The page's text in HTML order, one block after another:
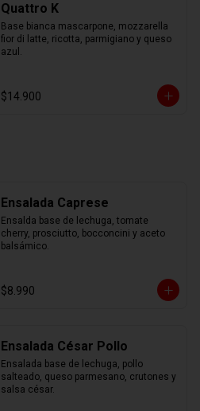
Quattro K
Base bianca mascarpone, mozzarella
fior di latte, ricotta, parmigiano y queso
azul.
$14.900
Ensalada Caprese
Ensalda base de lechuga, tomate
cherry, prosciutto, bocconcini y aceto
balsámico.
$8.990
Ensalada César Pollo
Ensalada base de lechuga, pollo
salteado, queso parmesano, crutones y
salsa césar.